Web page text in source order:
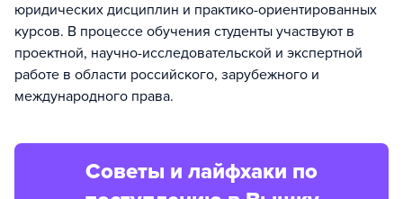
юридических дисциплин и практико-ориентированных
курсов. В процессе обучения студенты участвуют в
проектной, научно-исследовательской и экспертной
работе в области российского, зарубежного и
международного права.
Советы и лайфхаки по